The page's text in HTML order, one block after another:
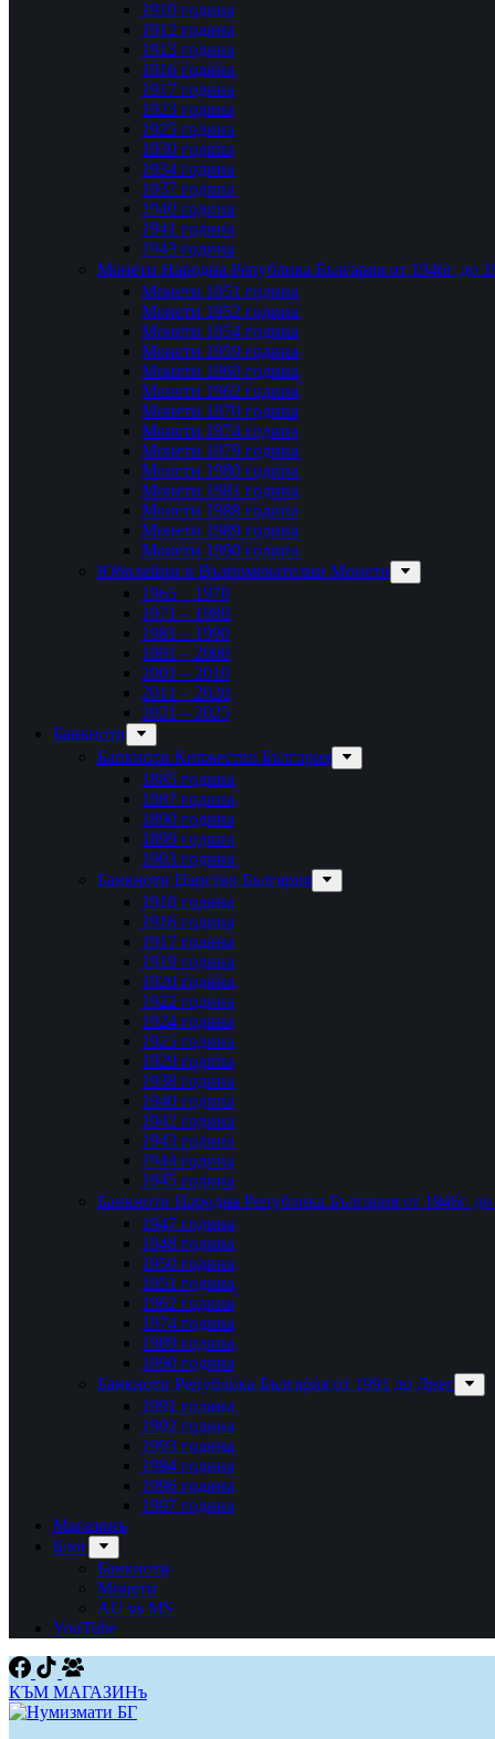
1910 година
1912 година
1913 година
1916 година
1917 година
1923 година
1925 година
1930 година
1934 година
1937 година
1940 година
1941 година
1943 година
Монети Народна Република България от 1946г. до
Монети 1951 година
Монети 1952 година
Монети 1954 година
Монети 1959 година
Монети 1960 година
Монети 1962 година
Монети 1970 година
Монети 1974 година
Монети 1979 година
Монети 1980 година
Монети 1981 година
Монети 1988 година
Монети 1989 година
Монети 1990 година
Юбилейни и Възпоменателни Монети
1965 – 1970
1971 – 1980
1981 – 1990
1991 – 2000
2001 – 2010
2011 – 2020
2021 – 2025
Банкноти
Банкноти Княжество България
1885 година
1887 година
1890 година
1899 година
1903 година
Банкноти Царство България
1910 година
1916 година
1917 година
1919 година
1920 година
1922 година
1924 година
1925 година
1929 година
1938 година
1940 година
1942 година
1943 година
1944 година
1945 година
Банкноти Народна Република България от 1946г. до
1947 година
1948 година
1950 година
1951 година
1962 година
1974 година
1989 година
1990 година
Банкноти Република България от 1991 до Днес
1991 година
1992 година
1993 година
1994 година
1996 година
1997 година
Магазинъ
Блог
Банкноти
Монети
AU vs MS
YouTube
КЪМ МАГАЗИНъ